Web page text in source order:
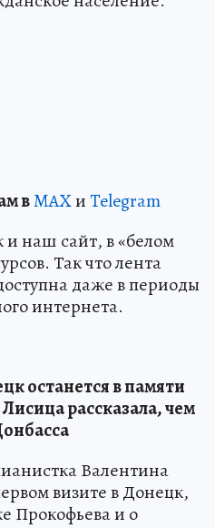
вMAXиTelegram
наш сайт, в «белом
Так что лента
даже в периоды
интернета.
останется в памяти
рассказала, чем
Валентина
визите в Донецк,
Прокофьева и о